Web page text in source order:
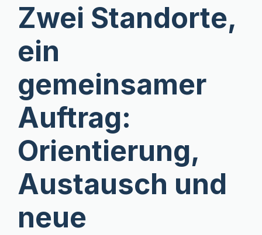
Zwei Standorte,
ein
gemeinsamer
Auftrag:
Orientierung,
Austausch und
neue